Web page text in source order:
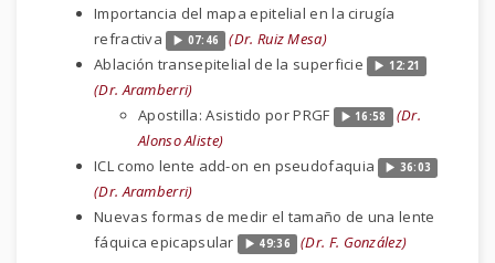
Importancia del mapa epitelial en la cirugía
refractiva
07:46
(Dr. Ruiz Mesa)
Ablación transepitelial de la superficie
12:21
(Dr. Aramberri)
Apostilla: Asistido por PRGF
16:58
(Dr.
Alonso Aliste)
ICL como lente add-on en pseudofaquia
36:03
(Dr. Aramberri)
Nuevas formas de medir el tamaño de una lente
fáquica epicapsular
49:36 (Dr. F. González)